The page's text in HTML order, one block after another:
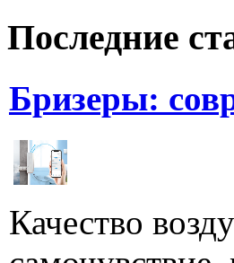
Последние
Бризеры:
Качество